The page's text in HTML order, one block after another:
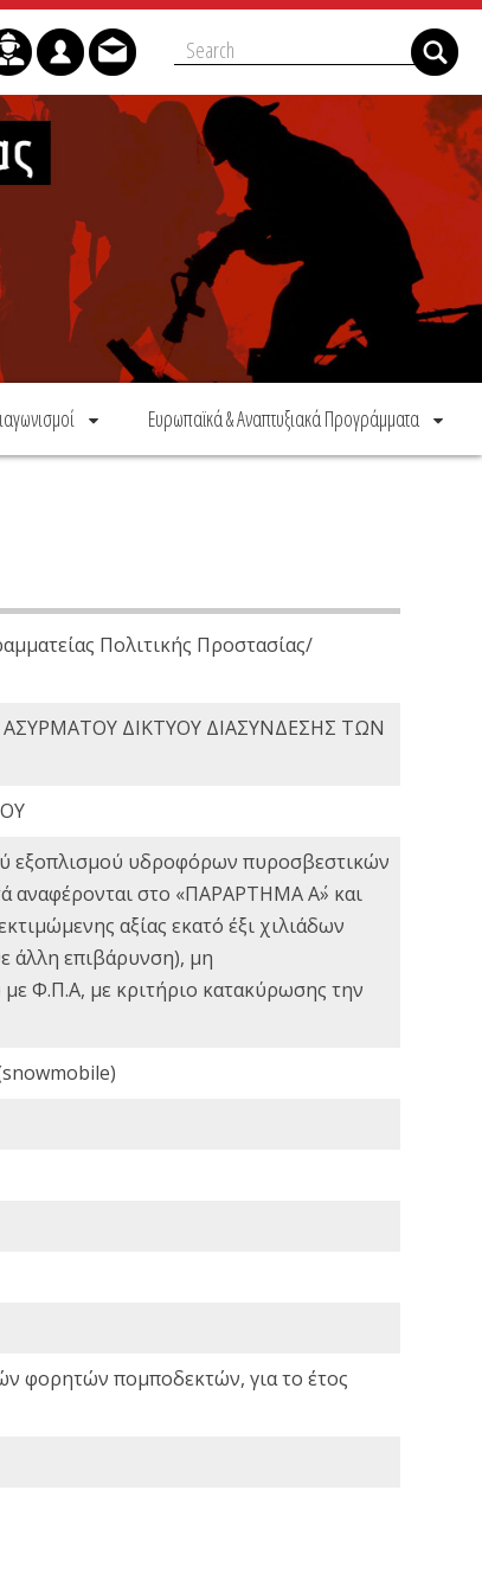
Ευρωπαϊκά & Αναπτυξιακά Προγράμματα
Πολιτικής Προστασίας/
ΔΙΚΤΥΟΥ ΔΙΑΣΥΝΔΕΣΗΣ ΤΩΝ
εξοπλισμού υδροφόρων πυροσβεστικών
αναφέρονται στο «ΠΑΡΑΡΤΗΜΑ Α΄» και
αξίας εκατό έξι χιλιάδων
άλλη επιβάρυνση), μη
Φ.Π.Α, με κριτήριο κατακύρωσης την
φορητών πομποδεκτών, για το έτος